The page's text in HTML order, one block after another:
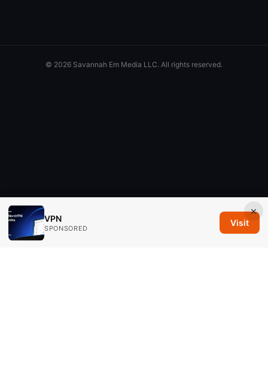
×
VPN
SPONSORED
Visit
© 2026 Savannah Em Media LLC. All rights reserved.